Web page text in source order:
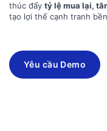
thúc đẩy tỷ lệ mua lại,
tạo lợi thế cạnh tranh
Yêu cầu Demo